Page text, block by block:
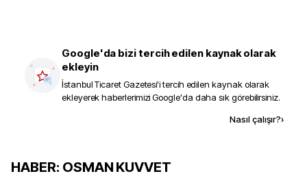
Google'da bizi tercih edilen kaynak olarak
ekleyin
İstanbul Ticaret Gazetesi'i tercih edilen kaynak olarak
ekleyerek haberlerimizi Google'da daha sık görebilirsiniz.
Nasıl çalışır?›
HABER: OSMAN KUVVET